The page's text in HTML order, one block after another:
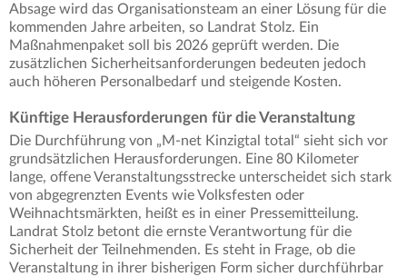
Absage wird das Organisationsteam an einer Lösung für die
kommenden Jahre arbeiten, so Landrat Stolz. Ein
Maßnahmenpaket soll bis 2026 geprüft werden. Die
zusätzlichen Sicherheitsanforderungen bedeuten jedoch
auch höheren Personalbedarf und steigende Kosten.
Künftige Herausforderungen für die Veranstaltung
Die Durchführung von „M-net Kinzigtal total“ sieht sich vor
grundsätzlichen Herausforderungen. Eine 80 Kilometer
lange, offene Veranstaltungsstrecke unterscheidet sich stark
von abgegrenzten Events wie Volksfesten oder
Weihnachtsmärkten, heißt es in einer Pressemitteilung.
Landrat Stolz betont die ernste Verantwortung für die
Sicherheit der Teilnehmenden. Es steht in Frage, ob die
Veranstaltung in ihrer bisherigen Form sicher durchführbar